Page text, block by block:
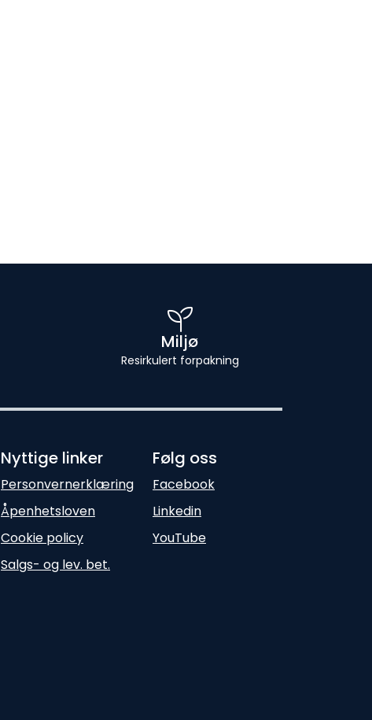
Miljø
Resirkulert forpakning
Nyttige linker
Personvernerklæring
Åpenhetsloven
Cookie policy
Salgs- og lev. bet.
Følg oss
Facebook
Linkedin
YouTube